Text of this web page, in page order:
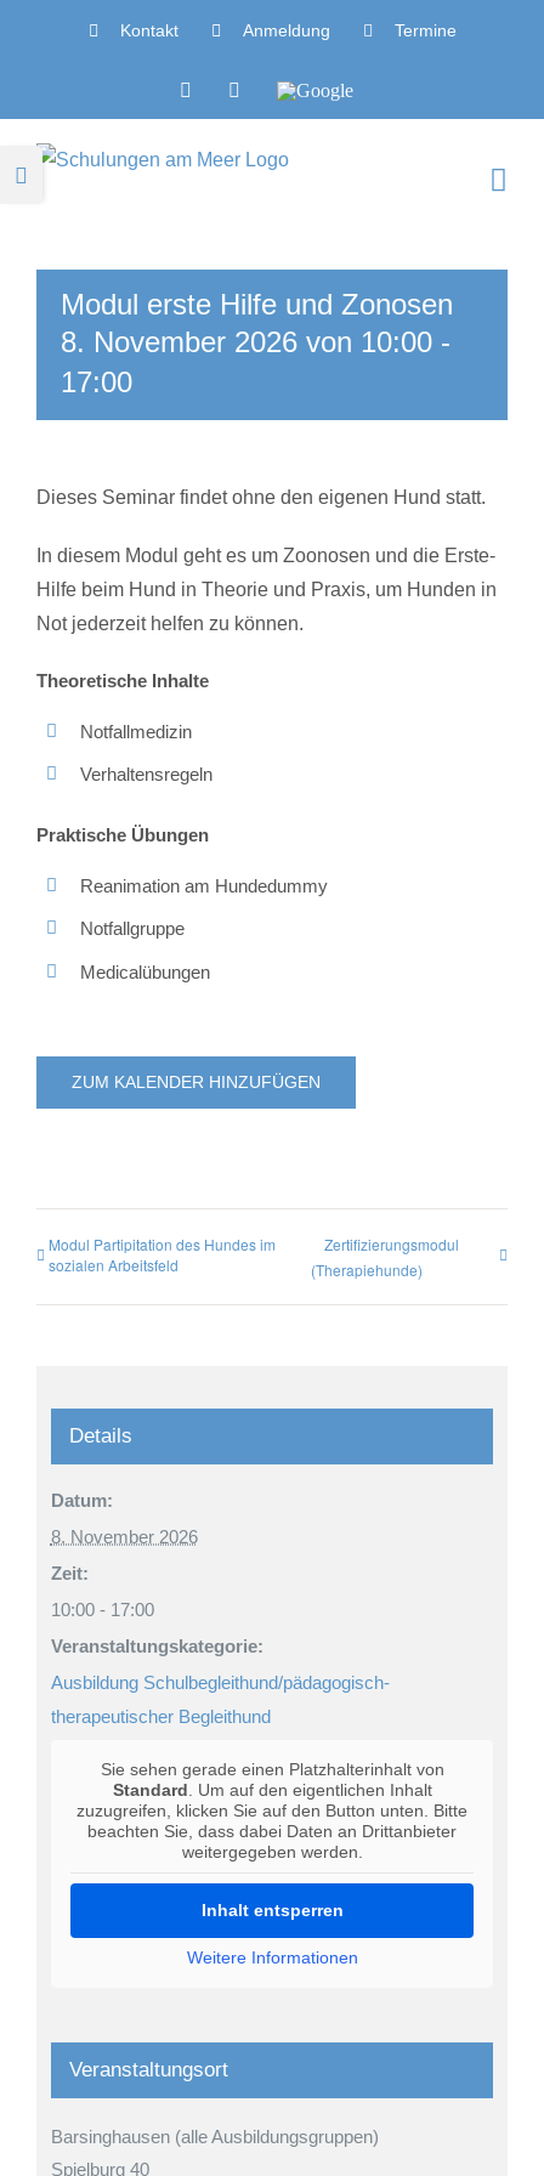
Kontakt Anmeldung Termine
FacebookInstagram
Google
Modul erste Hilfe und Zonosen
8. November 2026 von 10:00 -
17:00
Dieses Seminar findet ohne den eigenen Hund statt.
In diesem Modul geht es um Zoonosen und die Erste-
Hilfe beim Hund in Theorie und Praxis, um Hunden in
Not jederzeit helfen zu können.
Theoretische Inhalte
Notfallmedizin
Verhaltensregeln
Praktische Übungen
Reanimation am Hundedummy
Notfallgruppe
Medicalübungen
ZUM KALENDER HINZUFÜGEN
Modul Partipitation des Hundes im
sozialen Arbeitsfeld
Zertifizierungsmodul
(Therapiehunde)
Details
Datum:
8. November 2026
Zeit:
10:00 - 17:00
Veranstaltungskategorie:
Ausbildung Schulbegleithund/pädagogisch-
therapeutischer Begleithund
Veranstaltungsort
Barsinghausen (alle Ausbildungsgruppen)
Spielburg 40
Sie sehen gerade einen Platzhalterinhalt von
Standard. Um auf den eigentlichen Inhalt
zuzugreifen, klicken Sie auf den Button unten. Bitte
beachten Sie, dass dabei Daten an Drittanbieter
weitergegeben werden.
Inhalt entsperren
Weitere Informationen
Toggle